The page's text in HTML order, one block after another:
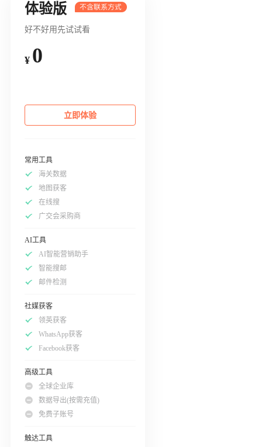
体验版
好不好用先试试看
¥ 0
立即体验
常用工具
海关数据
地图获客
在线搜
广交会采购商
AI工具
AI智能营销助手
智能搜邮
邮件检测
社媒获客
领英获客
WhatsApp获客
Facebook获客
高级工具
全球企业库
数据导出(按需充值)
免费子账号
触达工具